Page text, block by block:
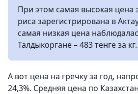
При этом самая высокая цена
риса зарегистрирована в
самая низкая цена
Талдыкоргане – 483 тенге за кг.
А вот цена на гречку за год,
24,3%. Средняя цена по